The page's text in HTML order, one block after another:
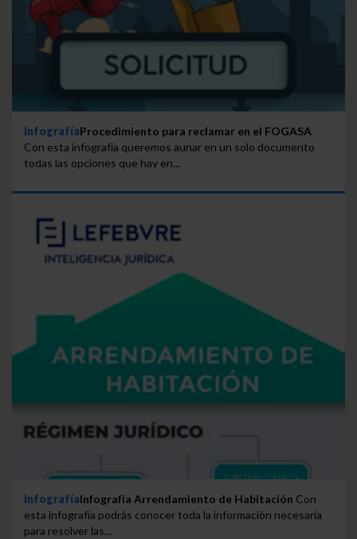
InfografíaProcedimiento para reclamar en el FOGASA
Con esta infografía queremos aunar en un solo documento
todas las opciones que hay en...
InfografíaInfografía Arrendamiento de Habitación Con
esta infografía podrás conocer toda la información necesaria
para resolver las...